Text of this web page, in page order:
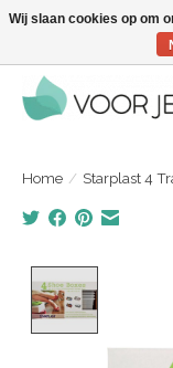
Voordelige
Home / Starplast 4
Wij slaan cookies op om